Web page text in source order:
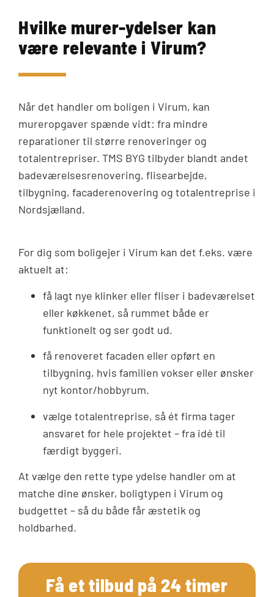
Hvilke murer-ydelser kan
være relevante i Virum?
Når det handler om boligen i Virum, kan
mureropgaver spænde vidt: fra mindre
reparationer til større renoveringer og
totalentrepriser. TMS BYG tilbyder blandt andet
badeværelsesrenovering, flisearbejde,
tilbygning, facaderenovering og totalentreprise i
Nordsjælland.
For dig som boligejer i Virum kan det f.eks. være
aktuelt at:
få lagt nye klinker eller fliser i badeværelset
eller køkkenet, så rummet både er
funktionelt og ser godt ud.
få renoveret facaden eller opført en
tilbygning, hvis familien vokser eller ønsker
nyt kontor/hobbyrum.
vælge totalentreprise, så ét firma tager
ansvaret for hele projektet – fra idé til
færdigt byggeri.
At vælge den rette type ydelse handler om at
matche dine ønsker, boligtypen i Virum og
budgettet – så du både får æstetik og
holdbarhed.
Få et tilbud på 24 timer